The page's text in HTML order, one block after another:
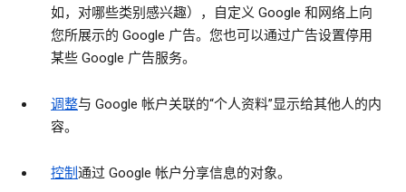
如，对哪些类别感兴趣），自定义 Google 和网络上向
您所展示的 Google 广告。您也可以通过广告设置停用
某些 Google 广告服务。
调整与 Google 帐户关联的“个人资料”显示给其他人的内
容。
控制通过 Google 帐户分享信息的对象。